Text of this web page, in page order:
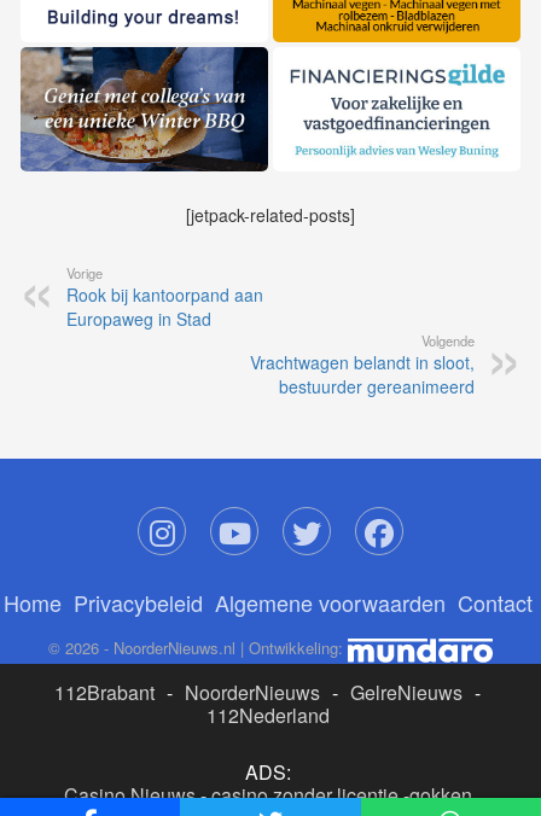
[jetpack-related-posts]
Vorige
Rook bij kantoorpand aan
Europaweg in Stad
Volgende
Vrachtwagen belandt in sloot,
bestuurder gereanimeerd
Home Privacybeleid Algemene voorwaarden Contact
© 2026 - NoorderNieuws.nl | Ontwikkeling:
112Brabant - NoorderNieuws - GelreNieuws -
112Nederland
ADS:
Casino Nieuws-casino zonder licentie-gokken